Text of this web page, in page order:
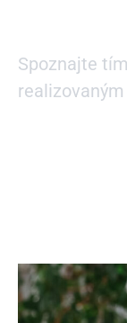
Spoznajte
realizovaným